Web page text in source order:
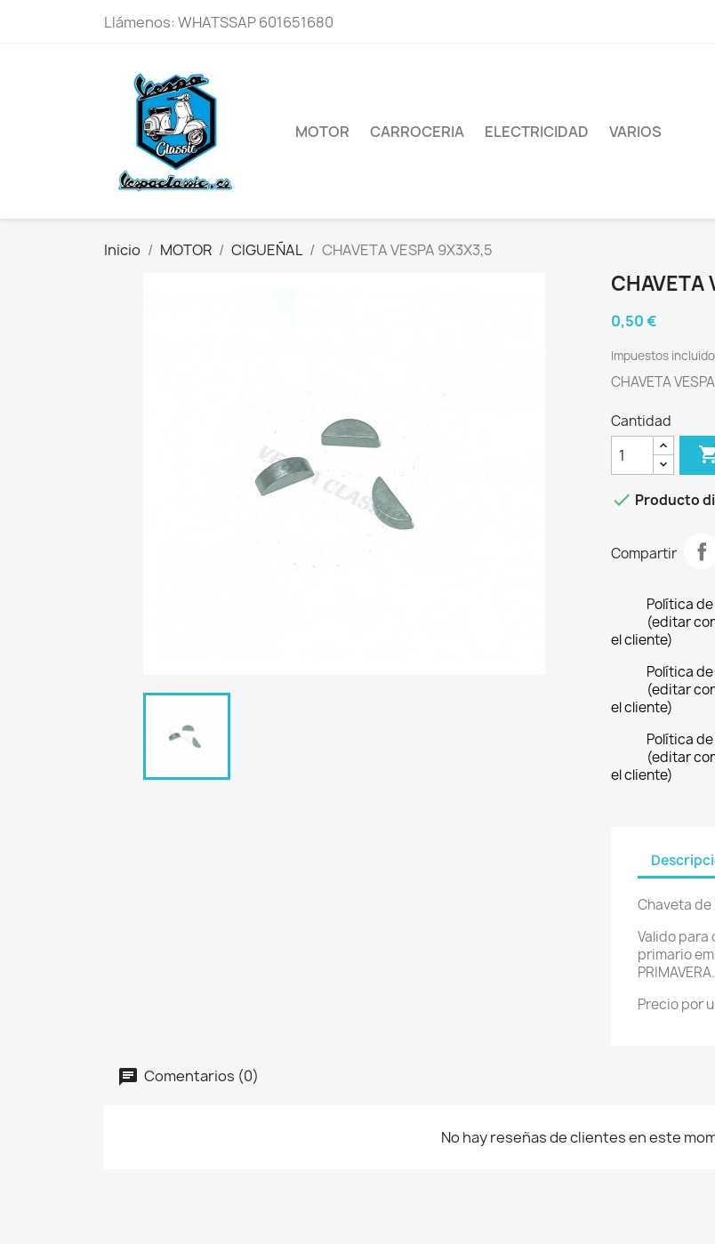
Llámenos:WHATSSAP 601651680
MOTOR CARROCERIA ELECTRICIDAD VARIOS
Inicio MOTOR CIGUEÑAL CHAVETA VESPA 9X3X3,5
CHAVETA
0,50 €
Impuestos
CHAVETA
Cantidad
 Producto
Compartir
Política
(editar
el cliente)
Política
(editar
el cliente)
Política
(editar
el cliente)
Chaveta
Valido para
primario
PRIMAVERA.
Precio por
Comentarios (0)
No hay reseñas de clientes en este